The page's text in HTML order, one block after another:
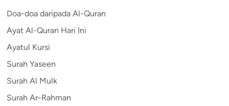
Doa-doa daripada Al-Quran
Ayat Al-Quran Hari Ini
Ayatul Kursi
Surah Yaseen
Surah Al Mulk
Surah Ar-Rahman